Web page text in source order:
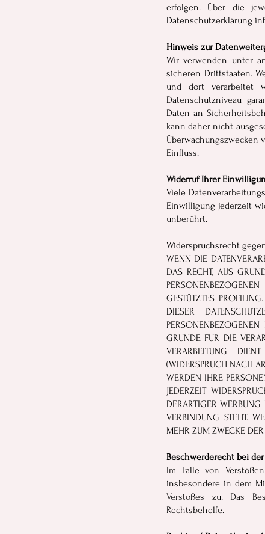
erfolgen. Über die
Datenschutzerklärung
Hinweis zur
Wir verwenden unter
sicheren Drittstaaten.
und dort verarbeitet
Datenschutzniveau
Daten an
kann daher nicht
Überwachungszwecken
Einfluss.
Widerruf Ihrer
Viele
Einwilligung jederzeit
unberührt.
Widerspruchsrecht
WENN DIE
DAS RECHT, AUS
GESTÜTZTES
DIESER
GRÜNDE FÜR DIE
VERARBEITUNG
(WIDERSPRUCH NACH
WERDEN IHRE
JEDERZEIT
DERARTIGER
VERBINDUNG STEHT.
MEHR ZUM ZWECKE
Beschwerderecht bei
Im Falle von
insbesondere in dem
Verstoßes zu. Das
Rechtsbehelfe.